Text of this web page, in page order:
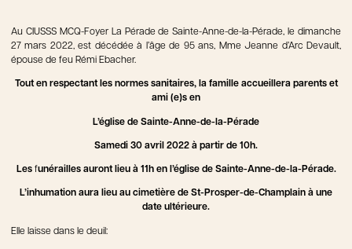
Au CIUSSS MCQ-Foyer La Pérade de Sainte-Anne-de-la-Pérade, le dimanche
27 mars 2022, est décédée à l’âge de 95 ans, Mme Jeanne d’Arc Devault,
épouse de feu Rémi Ebacher.
Tout en respectant les normes sanitaires, la famille accueillera parents et
ami (e)s en
L’église de Sainte-Anne-de-la-Pérade
Samedi 30 avril 2022 à partir de 10h.
Les funérailles auront lieu à 11hen l’église de Sainte-Anne-de-la-Pérade.
L’inhumation aura lieu au cimetière de St-Prosper-de-Champlain à une
date ultérieure.
Elle laisse dans le deuil: